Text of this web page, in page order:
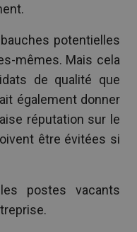
potentielles
mêmes. Mais cela
de qualité que
également donner
réputation sur le
être évitées si
postes vacants